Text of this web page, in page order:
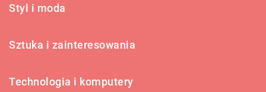
Styl i moda
Sztuka i zainteresowania
Technologia i komputery